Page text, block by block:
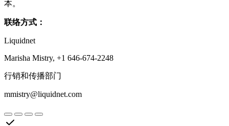
本。
联络方式：
Liquidnet
Marisha Mistry, +1 646-674-2248
行销和传播部门
mmistry@liquidnet.com